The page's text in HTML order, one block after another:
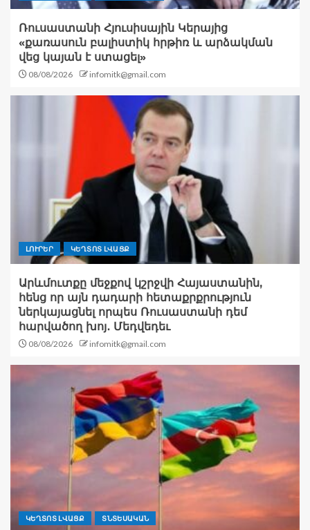
Ռուսաստանի Հյուսիսային Կերայից
«քառասուն բալիստիկ հրթիռ և արձակման
վեց կայան է ստացել»
08/08/2026 infomitk@gmail.com
ԼՈՒՐԵՐ ԿԵՂՏՈՏ ԼՎԱՑՔ
Արևմուտքը մեջքով կշրջվի Հայաստանին,
հենց որ այն դադարի հետաքրքրություն
ներկայացնել որպես Ռուսաստանի դեմ
հարվածող խոյ․ Մեդվեդեւ
08/08/2026 infomitk@gmail.com
ԿԵՂՏՈՏ ԼՎԱՑՔ ՏՆՏԵՍԱԿԱՆ